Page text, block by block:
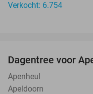
Verkocht: 6.754
Dagentree voor
Apenheul
Apeldoorn